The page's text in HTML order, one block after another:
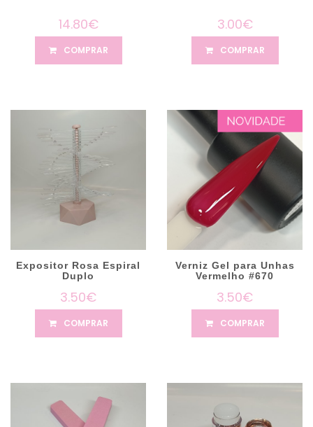
14.80€
COMPRAR
3.00€
COMPRAR
Expositor Rosa Espiral
Duplo
3.50€
COMPRAR
Verniz Gel para Unhas
Vermelho #670
3.50€
COMPRAR